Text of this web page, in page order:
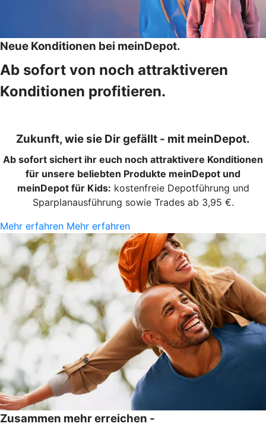
Neue Konditionen bei meinDepot.
Ab sofort von noch attraktiveren
Konditionen profitieren.
Zukunft, wie sie Dir gefällt - mit meinDepot.
Ab sofort sichert ihr euch noch attraktivere Konditionen
für unsere beliebten Produkte meinDepot und
meinDepot für Kids: kostenfreie Depotführung und
Sparplanausführung sowie Trades ab 3,95 €.
Mehr erfahren Mehr erfahren
Zusammen mehr erreichen -